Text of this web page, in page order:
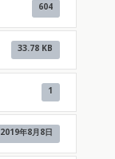
604
33.78 KB
1
2019年8月8日